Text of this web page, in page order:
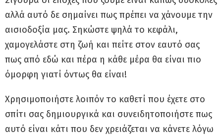
αλλά αυτό δε σημαίνει πως πρέπει να χάνουμε την
αισιοδοξία μας. Σηκώστε ψηλά το κεφάλι,
χαμογελάστε στη ζωή και πείτε στον εαυτό σας
πως από εδώ και πέρα η κάθε μέρα θα είναι πιο
όμορφη γιατί όντως θα είναι!
Χρησιμοποιήστε λοιπόν το καθετί που έχετε στο
σπίτι σας δημιουργικά και συνειδητοποιήστε πως
αυτό είναι κάτι που δεν χρειάζεται να κάνετε λόγω